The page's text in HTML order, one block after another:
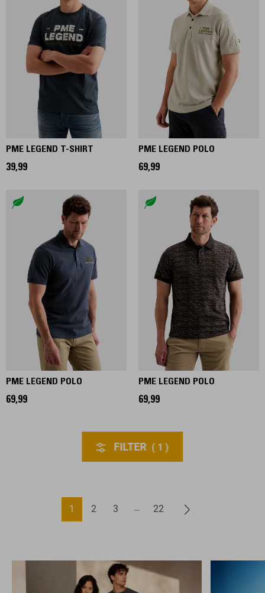
PME LEGEND T-SHIRT
39,99
PME LEGEND POLO
69,99
PME LEGEND POLO
69,99
PME LEGEND POLO
69,99
FILTER 1
1 2 3 22